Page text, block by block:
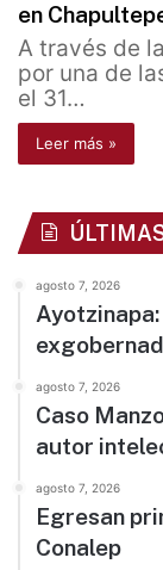
en
A través de
por una de
el 31…
Leer más »
agosto 7, 2026
agosto 7, 2026
Caso
autor
agosto 7, 2026
Egresan
Conalep